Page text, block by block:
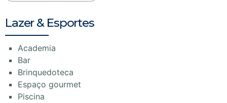
Lazer & Esportes
Academia
Bar
Brinquedoteca
Espaço gourmet
Piscina